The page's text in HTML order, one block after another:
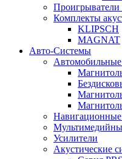
Проигрыватели
Комплекты
KLIPSCH
MAGNAT
Авто-Системы
Усилители
Акустические